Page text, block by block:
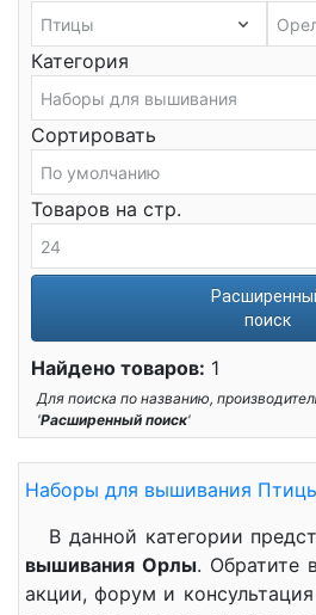
Категория
Сортировать
Товаров на стр.
поиск
Найдено товаров: 1
Для поиска по названию,
'Расширенный поиск'
Наборы для вышивания
В данной категории
вышивания Орлы. Обратите
акции, форум и